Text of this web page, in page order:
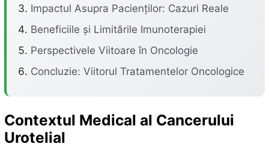
Impactul Asupra Pacienților: Cazuri Reale
Beneficiile și Limitările Imunoterapiei
Perspectivele Viitoare în Oncologie
Concluzie: Viitorul Tratamentelor Oncologice
Contextul Medical al Cancerului
Urotelial